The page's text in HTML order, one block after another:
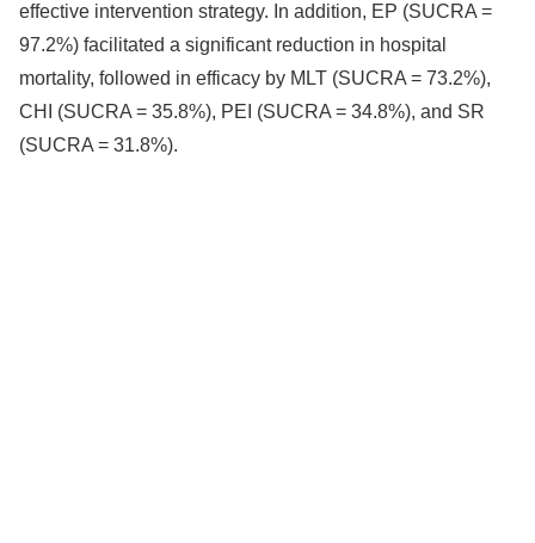
effective intervention strategy. In addition, EP (SUCRA =
97.2%) facilitated a significant reduction in hospital
mortality, followed in efficacy by MLT (SUCRA = 73.2%),
CHI (SUCRA = 35.8%), PEI (SUCRA = 34.8%), and SR
(SUCRA = 31.8%).